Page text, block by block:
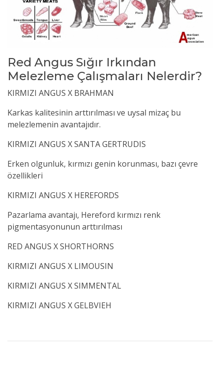
Red Angus Sığır Irkından
Melezleme Çalışmaları Nelerdir?
KIRMIZI ANGUS X BRAHMAN
Karkas kalitesinin arttırılması ve uysal mizaç bu
melezlemenin avantajıdır.
KIRMIZI ANGUS X SANTA GERTRUDIS
Erken olgunluk, kırmızı genin korunması, bazı çevre
özellikleri
KIRMIZI ANGUS X HEREFORDS
Pazarlama avantajı, Hereford kırmızı renk
pigmentasyonunun arttırılması
RED ANGUS X SHORTHORNS
KIRMIZI ANGUS X LIMOUSIN
KIRMIZI ANGUS X SIMMENTAL
KIRMIZI ANGUS X GELBVIEH